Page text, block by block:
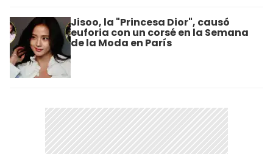
Jisoo, la "Princesa Dior", causó
euforia con un corsé en la Semana
de la Moda en París